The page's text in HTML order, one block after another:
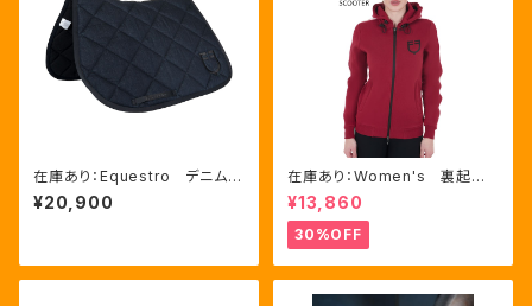
在庫あり：Equestro デニム
障害用ゼッケン 2色（ETH09
084）
¥20,900
在庫あり：Women's 裏起
毛 サイドライン ロゴフーデ
ィ 2色（ETW00186）
¥13,860
30%OFF